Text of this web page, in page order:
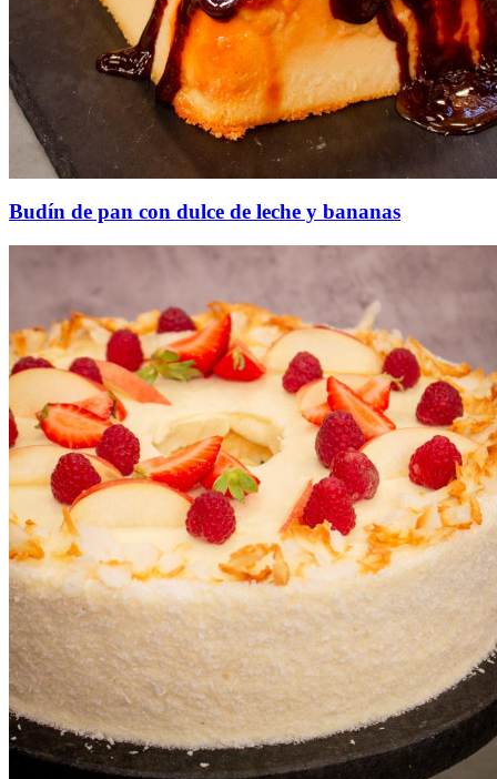
Budín de pan con dulce de leche y bananas